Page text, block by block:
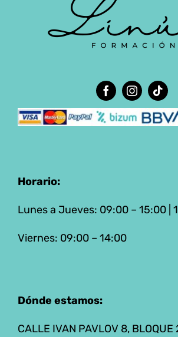
Horario:
Lunes a Jueves: 09:00 – 15:00 |
Viernes: 09:00 – 14:00
Dónde estamos:
CALLE IVAN PAVLOV 8, BLOQUE